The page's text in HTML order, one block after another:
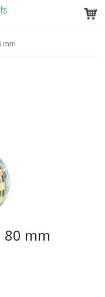
mm
80 mm